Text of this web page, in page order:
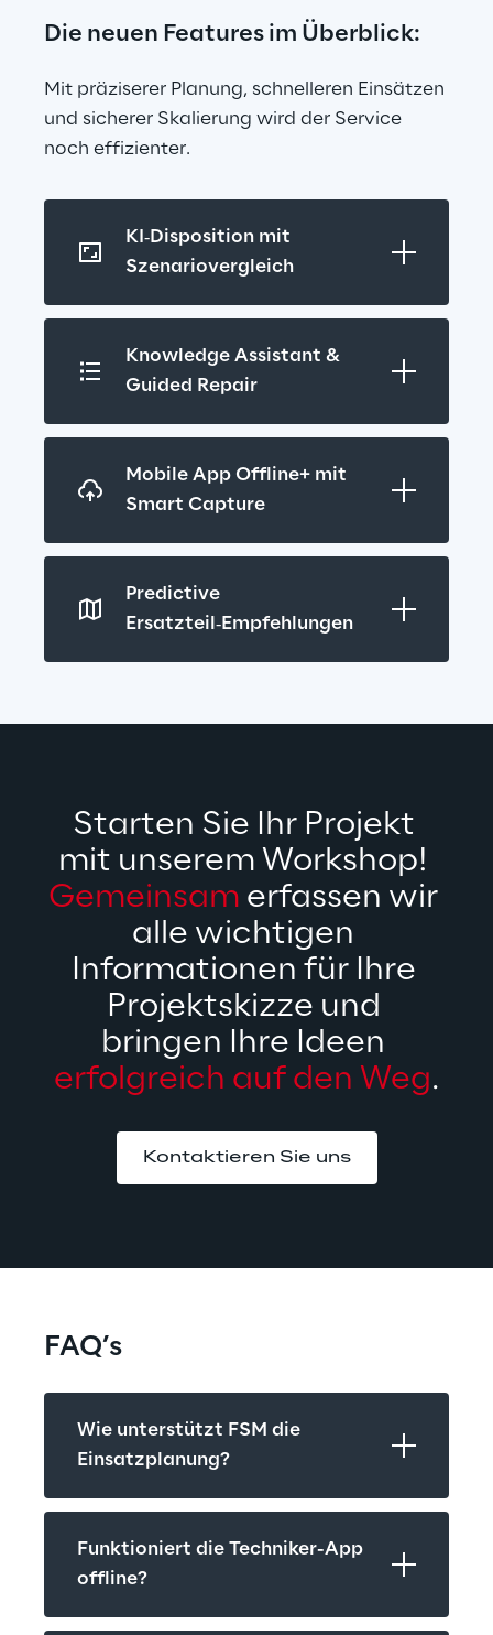
Die neuen Features im Überblick:
Mit präziserer Planung, schnelleren Einsätzen
und sicherer Skalierung wird der Service
noch effizienter.
KI‑Disposition mit
Szenariovergleich
Knowledge Assistant &
Guided Repair
Mobile App Offline+ mit
Smart Capture
Predictive
Ersatzteil‑Empfehlungen
Starten Sie Ihr Projekt
mit unserem Workshop!
Gemeinsam erfassen wir
alle wichtigen
Informationen für Ihre
Projektskizze und
bringen Ihre Ideen
erfolgreich auf den Weg.
Kontaktieren Sie uns
FAQ’s
Wie unterstützt FSM die
Einsatzplanung?
Funktioniert die Techniker-App
offline?